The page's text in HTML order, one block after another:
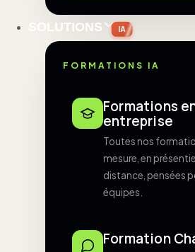
SOLUTIONS IA
FORMATIONS IA
Formations
entreprise
Toutes nos
mesure, en
distance, pensées
équipes.
Formation